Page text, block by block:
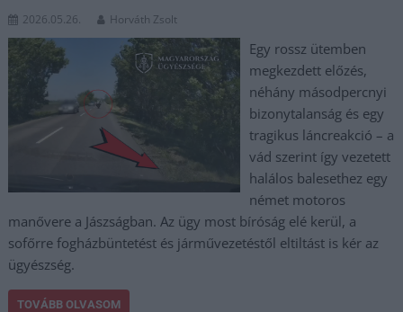
2026.05.26. Horváth Zsolt
Egy rossz ütemben
megkezdett előzés,
néhány másodpercnyi
bizonytalanság és egy
tragikus láncreakció – a
vád szerint így vezetett
halálos balesethez egy
német motoros
manővere a Jászságban. Az ügy most bíróság elé kerül, a
sofőrre fogházbüntetést és járművezetéstől eltiltást is kér az
ügyészség.
TOVÁBB OLVASOM